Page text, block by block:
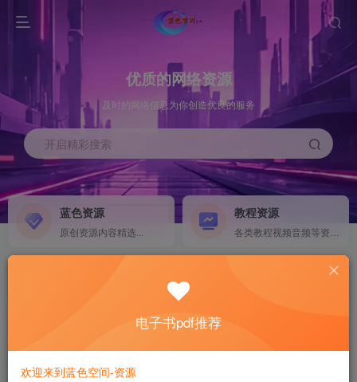
优质的网络资源
及时的网络信息为你创造优良的服务
开启精彩搜索
蓝色资源
原创资源内容精选...
教程资源
计算机 移动设备 软件下载....
电子书籍下载...
电子书pdf推荐
欢迎来到蓝色空间-资源